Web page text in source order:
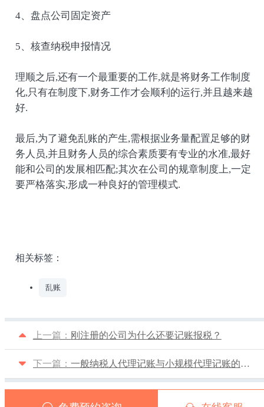
4、盘点公司固定资产
5、核查纳税申报情况
理顺之后,还有一个最重要的工作,就是将财务工作制度
化,只有在制度下,财务工作才会顺利的运行,并且越来越
好.
最后,为了避免乱账的产生,需根据业务量配置足够的财
务人员,并且财务人员的综合素质要有专业的水准,最好
能和公司的发展相匹配;其次在公司的规章制度上,一定
要严格落实,形成一种良好的管理模式.
相关标签：
乱账
上一篇： 刚注册的公司为什么还要记账报税？
下一篇： 一般纳税人代理记账与小规模代理记账的差异